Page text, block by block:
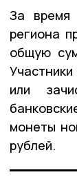
За время
региона
общую
или
монеты
рублей.